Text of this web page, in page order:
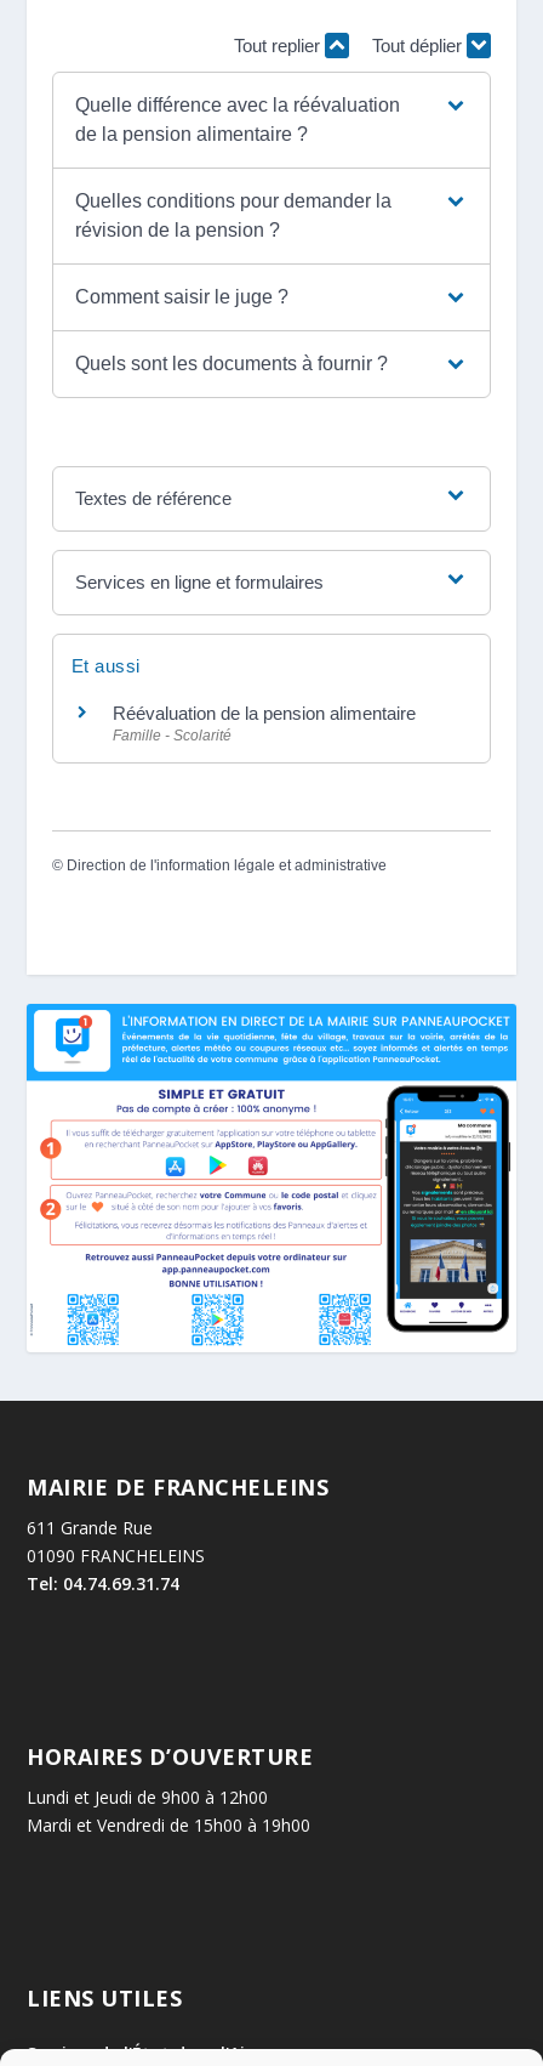
Tout replier Tout déplier
Quelle différence avec la réévaluation
de la pension alimentaire ?
Quelles conditions pour demander la
révision de la pension ?
Comment saisir le juge ?
Quels sont les documents à fournir ?
Textes de référence
Services en ligne et formulaires
Et aussi
Réévaluation de la pension alimentaire
Famille - Scolarité
© Direction de l'information légale et administrative
MAIRIE DE FRANCHELEINS
611 Grande Rue
01090 FRANCHELEINS
Tel: 04.74.69.31.74
HORAIRES D’OUVERTURE
Lundi et Jeudi de 9h00 à 12h00
Mardi et Vendredi de 15h00 à 19h00
LIENS UTILES
Services de l'État dans l'Ain